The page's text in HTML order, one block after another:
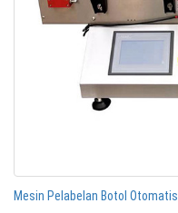
Mesin Pelabelan Botol Otomatis